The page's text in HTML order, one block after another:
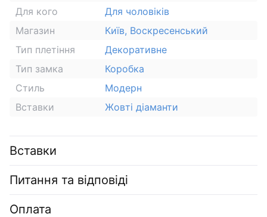
Для кого
Для чоловіків
Магазин
Київ, Воскресенський
Тип плетіння
Декоративне
Тип замка
Коробка
Стиль
Модерн
Вставки
Жовті діаманти
Вставки
Питання та відповіді
Оплата